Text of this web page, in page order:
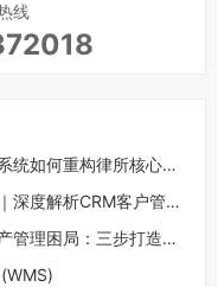
线
统如何重构律所核心竞
深度解析CRM客户管理
管理困局：三步打造数